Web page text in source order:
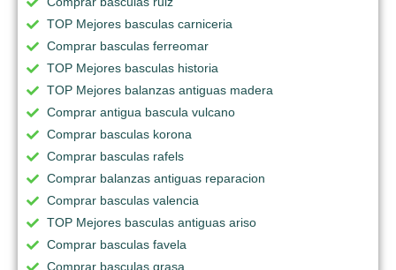
TOP Mejores basculas carniceria
Comprar basculas ferreomar
TOP Mejores basculas historia
TOP Mejores balanzas antiguas madera
Comprar antigua bascula vulcano
Comprar basculas korona
Comprar basculas rafels
Comprar balanzas antiguas reparacion
Comprar basculas valencia
TOP Mejores basculas antiguas ariso
Comprar basculas favela
Comprar basculas grasa